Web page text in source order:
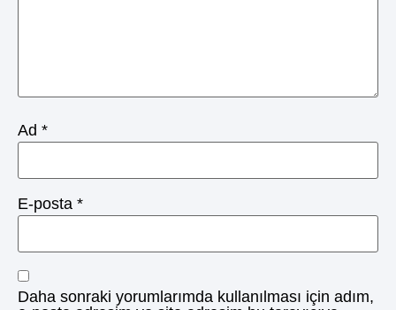
Ad *
E-posta *
Daha sonraki yorumlarımda kullanılması için adım,